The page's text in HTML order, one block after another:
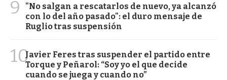
9
"No salgan a rescatarlos de nuevo, ya alcanzó
con lo del año pasado": el duro mensaje de
Ruglio tras suspensión
10Javier Feres tras suspender el partido entre
Torque y Peñarol: “Soy yo el que decide
cuando se juega y cuando no”